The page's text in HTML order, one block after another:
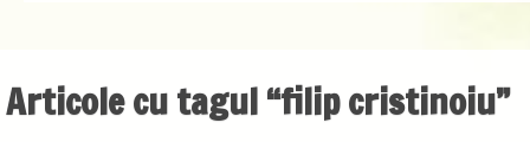
Articole cu tagul “filip cristinoiu”